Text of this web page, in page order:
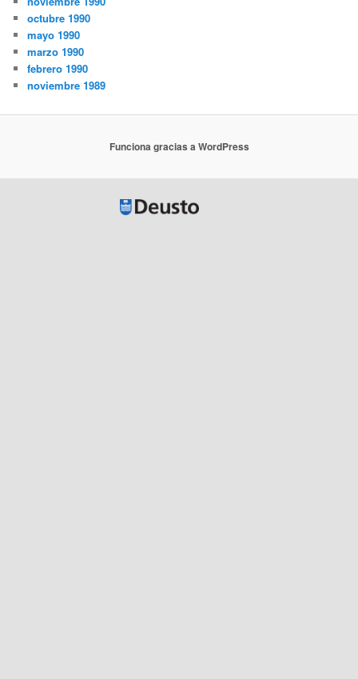
octubre 1990
mayo 1990
marzo 1990
febrero 1990
noviembre 1989
Funciona gracias a WordPress